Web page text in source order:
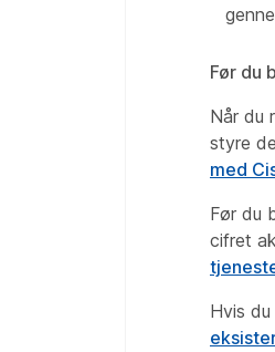
Før du
Når du
styre
med
Før du
cifret
Hvis